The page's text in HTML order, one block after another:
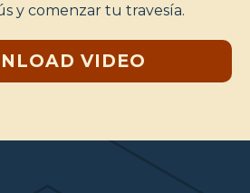
y comenzar tu travesía.
VIDEO